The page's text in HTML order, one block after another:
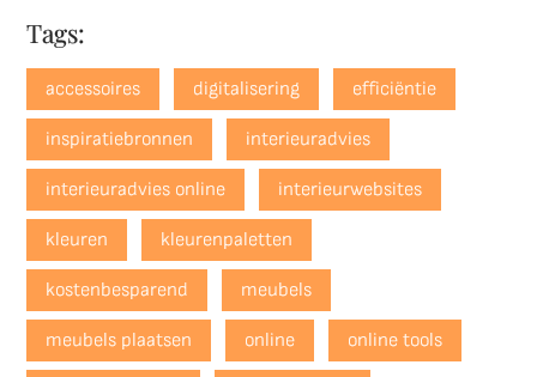
Tags:
accessoires digitalisering efficiëntie
inspiratiebronnen interieuradvies
interieuradvies online interieurwebsites
kleuren kleurenpaletten
kostenbesparend meubels
meubels plaatsen online online tools